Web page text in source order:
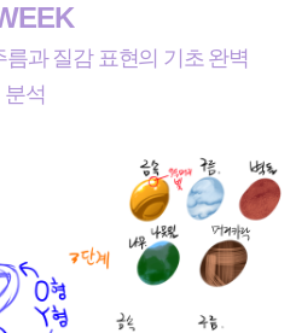
과 질감 표현의 기초 완벽
분석